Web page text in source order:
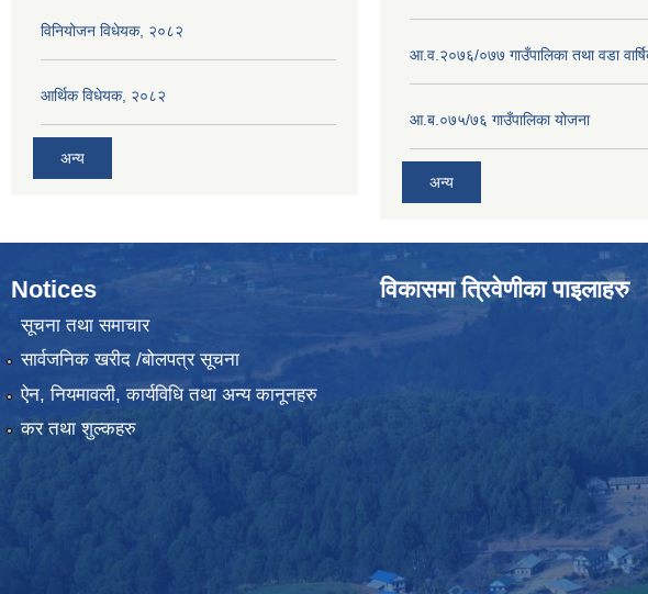
विनियोजन विधेयक, २०८२
आर्थिक विधेयक, २०८२
अन्य
आ.व.२०७६/०७७ गाउँपालिका तथा वडा
आ.ब.०७५/७६ गाउँपालिका योजना
अन्य
Notices
सूचना तथा समाचार
सार्वजनिक खरीद /बोलपत्र सूचना
ऐन, नियमावली, कार्यविधि तथा अन्य कानूनहरु
कर तथा शुल्कहरु
विकासमा त्रिवेणीका पाइलाहरु